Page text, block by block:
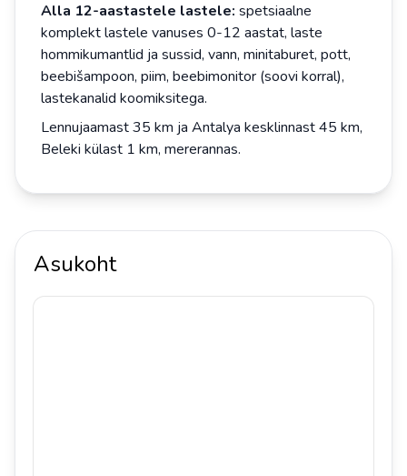
Alla 12-aastastele lastele: spetsiaalne
komplekt lastele vanuses 0-12 aastat, laste
hommikumantlid ja sussid, vann, minitaburet, pott,
beebišampoon, piim, beebimonitor (soovi korral),
lastekanalid koomiksitega.
Lennujaamast 35 km ja Antalya kesklinnast 45 km,
Beleki külast 1 km, mererannas.
Asukoht